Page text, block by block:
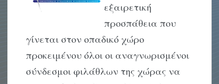
εξαιρετική
προσπάθεια που
γίνεται στον οπαδικό χώρο
προκειμένου όλοι οι αναγνωρισμένοι
σύνδεσμοι φιλάθλων της χώρας να